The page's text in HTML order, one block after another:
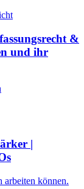
&
und ihr
|
arbeiten können.